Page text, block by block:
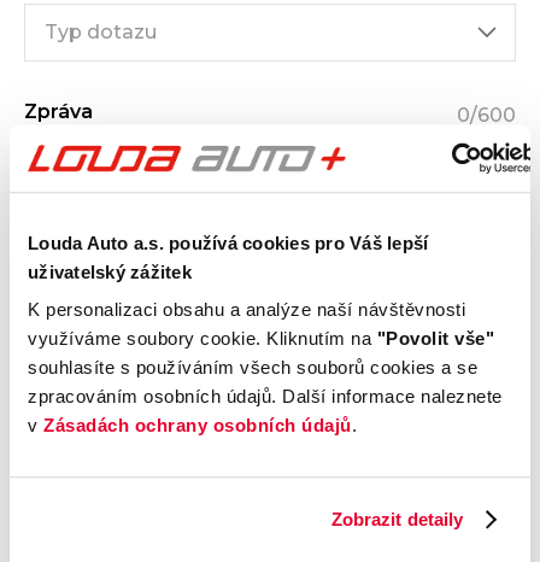
Louda Auto a.s. používá cookies pro Váš lepší
uživatelský zážitek
K personalizaci obsahu a analýze naší návštěvnosti
využíváme soubory cookie. Kliknutím na "Povolit vše"
souhlasíte s používáním všech souborů cookies a se
zpracováním osobních údajů. Další informace naleznete
v Zásadách ochrany osobních údajů.
Zobrazit detaily
Zpráva 0/600
Přečetl jsem a byl jsem poučen s obchodními
podmínkami ochrany osobních údajů
(GDPR)
Souhlasím sezasíláním obchodních sdělení
speciálních nabídek o produktech a službách) na můj